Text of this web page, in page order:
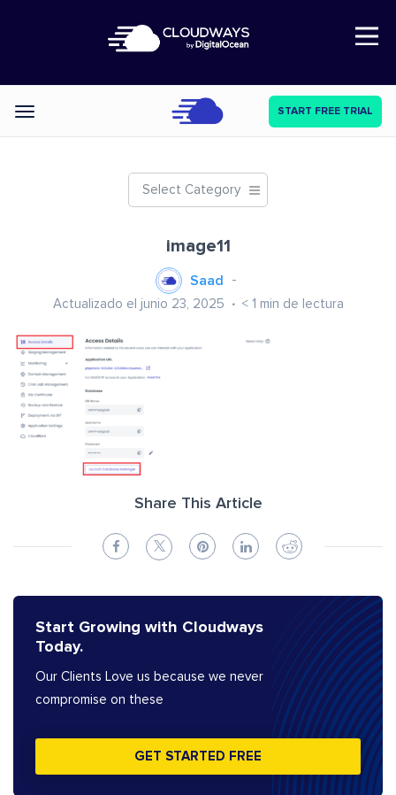
Open Nav
Categories START FREE TRIAL
Select Category
image11
Saad
Actualizado el junio 23, 2025 < 1 min de lectura
Share This Article
Start Growing with Cloudways
Today.
Our Clients Love us because we never
compromise on these
GET STARTED FREE